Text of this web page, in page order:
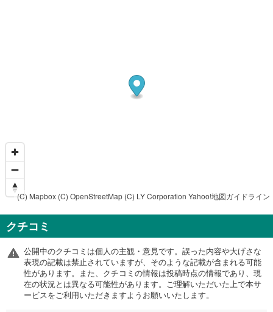
(C) Mapbox (C) OpenStreetMap (C) LY Corporation Yahoo!地図ガイドライン
クチコミ
公開中のクチコミは個人の主観・意見です。誤った内容や大げさな
表現の記載は禁止されていますが、そのような記載が含まれる可能
性があります。また、クチコミの情報は投稿時点の情報であり、現
在の状況とは異なる可能性があります。ご理解いただいた上で本サ
ービスをご利用いただきますようお願いいたします。